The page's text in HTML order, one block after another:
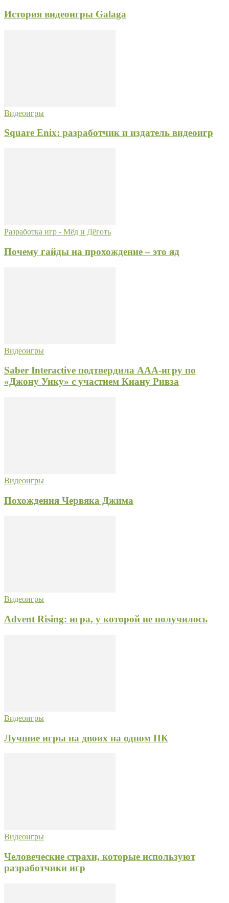
История видеоигры Galaga
Видеоигры
Square Enix: разработчик и издатель видеоигр
Разработка игр - Мёд и Дёготь
Почему гайды на прохождение – это яд
Видеоигры
Saber Interactive подтвердила AAA-игру по
«Джону Уику» с участием Киану Ривза
Видеоигры
Похождения Червяка Джима
Видеоигры
Advent Rising: игра, у которой не получилось
Видеоигры
Лучшие игры на двоих на одном ПК
Видеоигры
Человеческие страхи, которые используют
разработчики игр